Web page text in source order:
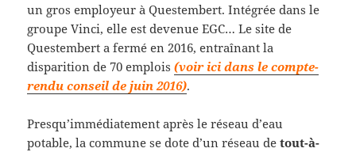
un gros employeur à Questembert. Intégrée dans le
groupe Vinci, elle est devenue EGC… Le site de
Questembert a fermé en 2016, entraînant la
disparition de 70 emplois(voir ici dans le compte-
rendu conseil de juin 2016).
Presqu’immédiatement après le réseau d’eau
potable, la commune se dote d’un réseau detout-à-